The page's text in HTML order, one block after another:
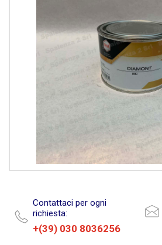
Contattaci per ogni
richiesta:
+(39) 030 8036256